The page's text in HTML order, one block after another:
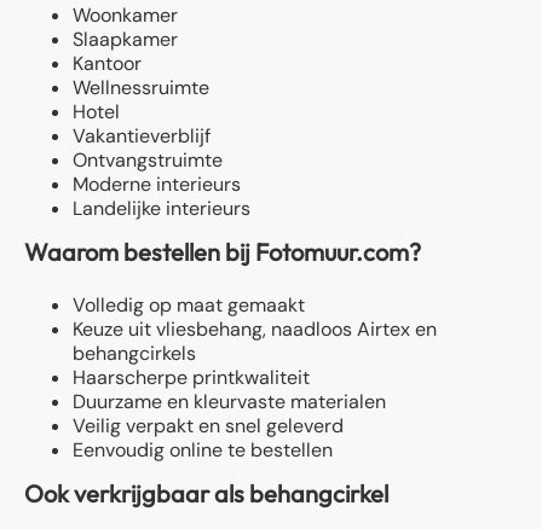
Woonkamer
Slaapkamer
Kantoor
Wellnessruimte
Hotel
Vakantieverblijf
Ontvangstruimte
Moderne interieurs
Landelijke interieurs
Waarom bestellen bij Fotomuur.com?
Volledig op maat gemaakt
Keuze uit vliesbehang, naadloos Airtex en
behangcirkels
Haarscherpe printkwaliteit
Duurzame en kleurvaste materialen
Veilig verpakt en snel geleverd
Eenvoudig online te bestellen
Ook verkrijgbaar als behangcirkel